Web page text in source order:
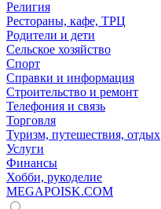
Религия
Рестораны, кафе, ТРЦ
Родители и дети
Сельское хозяйство
Спорт
Справки и информация
Строительство и ремонт
Телефония и связь
Торговля
Туризм, путешествия, отдых
Услуги
Финансы
Хобби, рукоделие
MEGAPOISK.COM